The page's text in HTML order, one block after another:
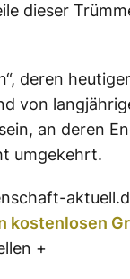
dieser
deren
von
an deren
umgekehrt.
kostenlosen
+